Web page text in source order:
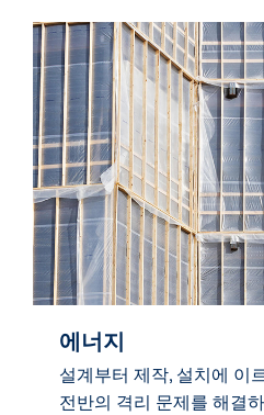
에너지
설계부터 제작, 설치에 이
전반의 격리 문제를 해결